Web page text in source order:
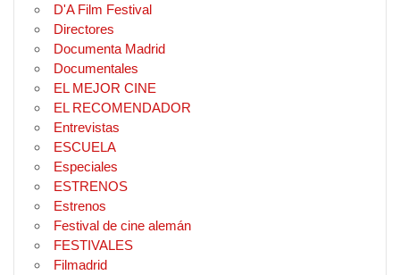
D'A Film Festival
Directores
Documenta Madrid
Documentales
EL MEJOR CINE
EL RECOMENDADOR
Entrevistas
ESCUELA
Especiales
ESTRENOS
Estrenos
Festival de cine alemán
FESTIVALES
Filmadrid